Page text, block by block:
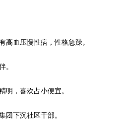
血压慢性病，性格急躁。
。
，喜欢占小便宜。
下沉社区干部。